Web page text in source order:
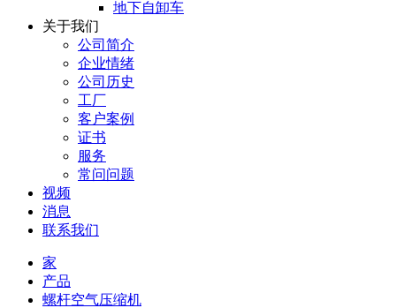
地下自卸车
关于我们
公司简介
企业情绪
公司历史
工厂
客户案例
证书
服务
常问问题
视频
消息
联系我们
家
产品
螺杆空气压缩机